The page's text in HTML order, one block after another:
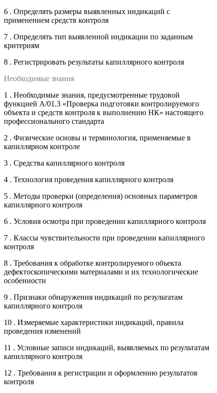
6 . Определять размеры выявленных индикаций с
применением средств контроля
7 . Определять тип выявленной индикации по заданным
критериям
8 . Регистрировать результаты капиллярного контроля
Необходимые знания
1 . Необходимые знания, предусмотренные трудовой
функцией А/01.3 «Проверка подготовки контролируемого
объекта и средств контроля к выполнению НК» настоящего
профессионального стандарта
2 . Физические основы и терминология, применяемые в
капиллярном контроле
3 . Средства капиллярного контроля
4 . Технология проведения капиллярного контроля
5 . Методы проверки (определения) основных параметров
капиллярного контроля
6 . Условия осмотра при проведении капиллярного контроля
7 . Классы чувствительности при проведении капиллярного
контроля
8 . Требования к обработке контролируемого объекта
дефектоскопическими материалами и их технологические
особенности
9 . Признаки обнаружения индикаций по результатам
капиллярного контроля
10 . Измеряемые характеристики индикаций, правила
проведения изменений
11 . Условные записи индикаций, выявляемых по результатам
капиллярного контроля
12 . Требования к регистрации и оформлению результатов
контроля